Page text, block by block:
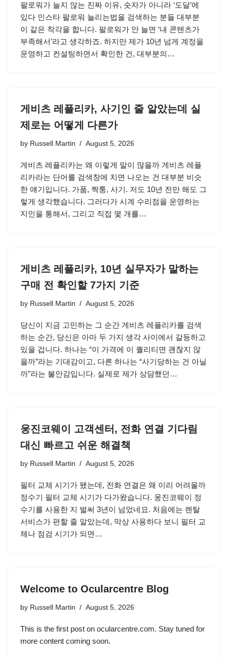
팔로워가 늘지 않는 진짜 이유, 숫자가 아니라 ‘도달’에
있다 인스타 팔로워 늘리는법을 검색하는 분들 대부분
이 같은 착각을 합니다. 팔로워가 안 늘면 ‘내 콘텐츠가
부족해서’라고 생각하죠. 하지만 제가 10년 넘게 계정을
운영하고 컨설팅하면서 확인한 건, 대부분의…
게비츠 레플리카, 사기인 줄 알았는데 실
제로는 어떻게 다른가
by Russell Martin August 5, 2026
게비츠 레플리카는 왜 이렇게 말이 많을까 게비츠 레플
리카라는 단어를 검색창에 치면 나오는 건 대부분 비슷
한 얘기입니다. 가품, 짝퉁, 사기. 저도 10년 전만 해도 그
렇게 생각했습니다. 그러다가 시계 수리점을 운영하는
지인을 통해서, 그리고 직접 몇 개를…
게비츠 레플리카, 10년 실무자가 말하는
구매 전 확인할 7가지 기준
by Russell Martin August 5, 2026
당신이 지금 고민하는 그 순간 게비츠 레플리카를 검색
하는 순간, 당신은 아마 두 가지 생각 사이에서 갈등하고
있을 겁니다. 하나는 “이 가격에 이 퀄리티면 괜찮지 않
을까”라는 기대감이고, 다른 하나는 “사기당하는 건 아닐
까”라는 불안감입니다. 실제로 제가 상담했던…
웅진코웨이 고객센터, 전화 연결 기다림
대신 빠르고 쉬운 해결책
by Russell Martin August 5, 2026
필터 교체 시기가 됐는데, 전화 연결은 왜 이리 어려울까
정수기 필터 교체 시기가 다가왔습니다. 웅진코웨이 정
수기를 사용한 지 벌써 3년이 넘었네요. 처음에는 렌탈
서비스가 편할 줄 알았는데, 막상 사용하다 보니 필터 교
체나 점검 시기가 되면…
Welcome to Ocularcentre Blog
by Russell Martin August 5, 2026
This is the first post on ocularcentre.com. Stay tuned for
more content coming soon.